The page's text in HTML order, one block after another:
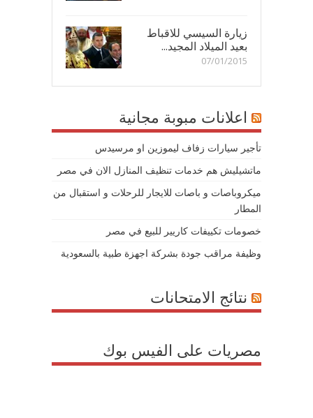
زيارة السيسي للاقباط
بعيد الميلاد المجيد...
07/01/2015
اعلانات مبوبة مجانية
تأجير سيارات زفاف ليموزين او مرسيدس
ماتشيليش هم خدمات تنظيف المنازل الان في مصر
ميكروباصات و باصات للايجار للرحلات و استقبال من
المطار
خصومات تكييفات كاريير للبيع في مصر
وظيفة مراقب جودة بشركة اجهزة طبية بالسعودية
نتائج الامتحانات
مصريات على الفيس بوك